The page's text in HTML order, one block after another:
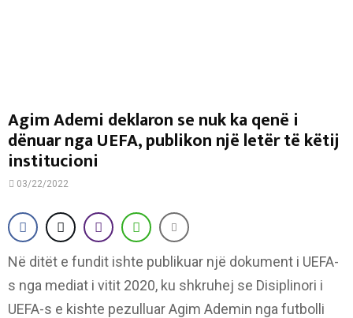
Agim Ademi deklaron se nuk ka qenë i
dënuar nga UEFA, publikon një letër të këtij
institucioni
03/22/2022
Në ditët e fundit ishte publikuar një dokument i UEFA-
s nga mediat i vitit 2020, ku shkruhej se Disiplinori i
UEFA-s e kishte pezulluar Agim Ademin nga futbolli